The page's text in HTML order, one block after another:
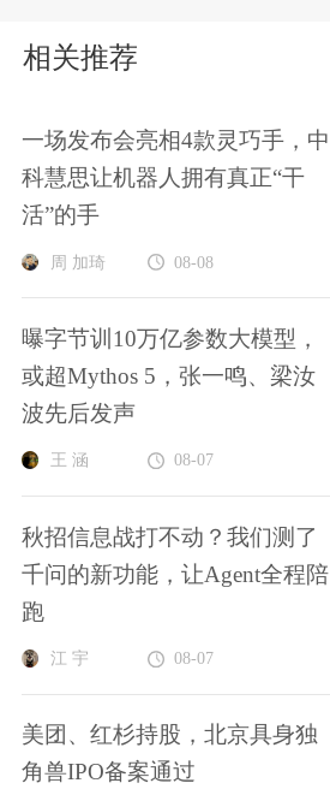
相关推荐
一场发布会亮相4款灵巧手，中
科慧思让机器人拥有真正“干
活”的手
周 加琦 08-08
曝字节训10万亿参数大模型，
或超Mythos 5，张一鸣、梁汝
波先后发声
王 涵 08-07
秋招信息战打不动？我们测了
千问的新功能，让Agent全程陪
跑
江 宇 08-07
美团、红杉持股，北京具身独
角兽IPO备案通过